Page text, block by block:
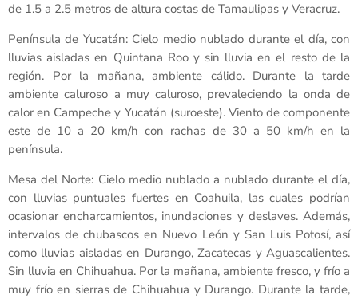
de 1.5 a 2.5 metros de altura costas de Tamaulipas y Veracruz.
Península de Yucatán: Cielo medio nublado durante el día, con
lluvias aisladas en Quintana Roo y sin lluvia en el resto de la
región. Por la mañana, ambiente cálido. Durante la tarde
ambiente caluroso a muy caluroso, prevaleciendo la onda de
calor en Campeche y Yucatán (suroeste). Viento de componente
este de 10 a 20 km/h con rachas de 30 a 50 km/h en la
península.
Mesa del Norte: Cielo medio nublado a nublado durante el día,
con lluvias puntuales fuertes en Coahuila, las cuales podrían
ocasionar encharcamientos, inundaciones y deslaves. Además,
intervalos de chubascos en Nuevo León y San Luis Potosí, así
como lluvias aisladas en Durango, Zacatecas y Aguascalientes.
Sin lluvia en Chihuahua. Por la mañana, ambiente fresco, y frío a
muy frío en sierras de Chihuahua y Durango. Durante la tarde,